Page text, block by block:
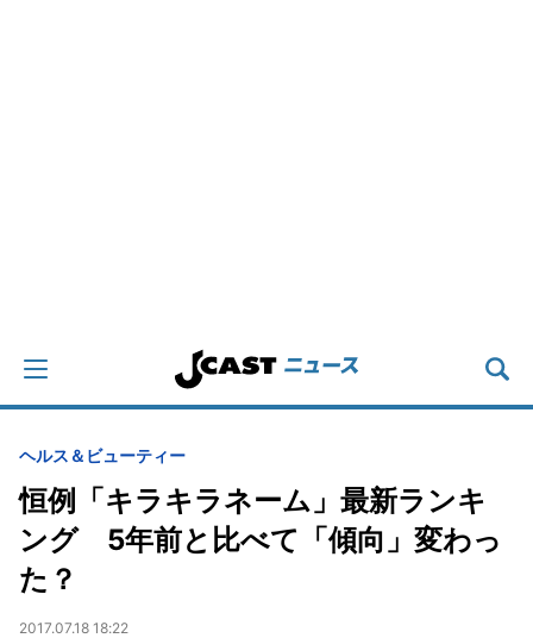
ヘルス＆ビューティー
恒例「キラキラネーム」最新ランキ
ング 5年前と比べて「傾向」変わっ
た？
2017.07.18 18:22